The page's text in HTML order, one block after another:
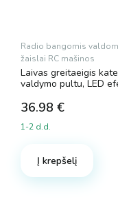
Radio bangomis
žaislai RC mašinos
Laivas greitaeigis
valdymo pultu, LED
36.98 €
1-2 d.d.
Į krepšelį